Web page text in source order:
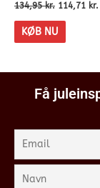
134,95kr. 114,71 kr.
KØB NU
Få